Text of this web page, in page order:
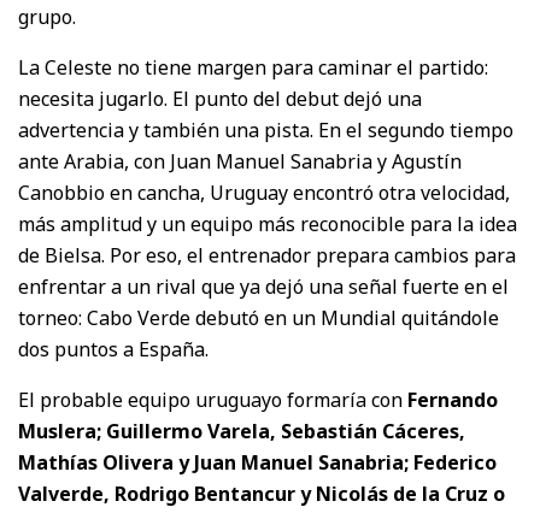
grupo.
La Celeste no tiene margen para caminar el partido:
necesita jugarlo. El punto del debut dejó una
advertencia y también una pista. En el segundo tiempo
ante Arabia, con Juan Manuel Sanabria y Agustín
Canobbio en cancha, Uruguay encontró otra velocidad,
más amplitud y un equipo más reconocible para la idea
de Bielsa. Por eso, el entrenador prepara cambios para
enfrentar a un rival que ya dejó una señal fuerte en el
torneo: Cabo Verde debutó en un Mundial quitándole
dos puntos a España.
El probable equipo uruguayo formaría con Fernando
Muslera; Guillermo Varela, Sebastián Cáceres,
Mathías Olivera y Juan Manuel Sanabria; Federico
Valverde, Rodrigo Bentancur y Nicolás de la Cruz o